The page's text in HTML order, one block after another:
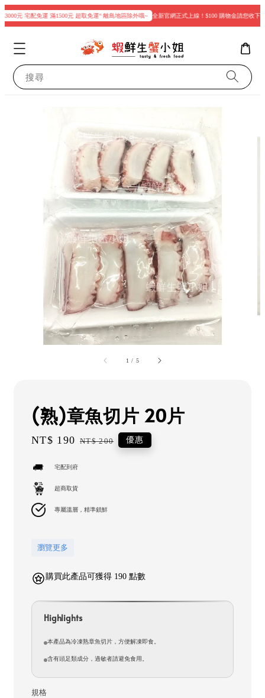
元 宅配免運 滿1500元 超取免運“ 離島地區除外哦~ 全新官網正式上線！$100 購物金請您收下
搜尋
1 / 5
(熟)章魚切片 20片
Sale
NT$ 190 Regular
NT$ 200 優惠
宅配到府
超商取貨
專屬溫層，精準鎖鮮
瀏覽更多
購買此產品可獲得 190 點數
Highlights
本產品為冷凍熟章魚切片，方便解凍即食。
含有頭足類成分，過敏者請避免食用。
規格